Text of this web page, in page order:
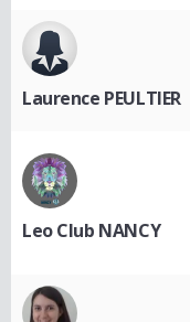
Laurence PEULTIER
Leo Club NANCY